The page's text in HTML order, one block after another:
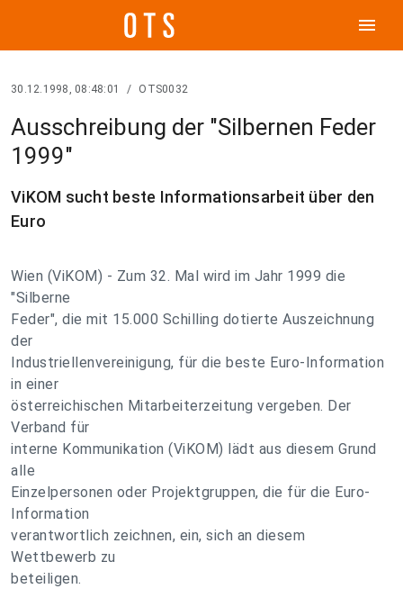
menu
30.12.1998, 08:48:01 / OTS0032
Ausschreibung der "Silbernen Feder
1999"
ViKOM sucht beste Informationsarbeit über den
Euro
Wien (ViKOM) - Zum 32. Mal wird im Jahr 1999 die
"Silberne
Feder", die mit 15.000 Schilling dotierte Auszeichnung
der
Industriellenvereinigung, für die beste Euro-Information
in einer
österreichischen Mitarbeiterzeitung vergeben. Der
Verband für
interne Kommunikation (ViKOM) lädt aus diesem Grund
alle
Einzelpersonen oder Projektgruppen, die für die Euro-
Information
verantwortlich zeichnen, ein, sich an diesem
Wettbewerb zu
beteiligen.